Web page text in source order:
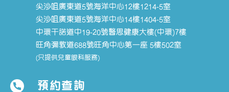
尖沙咀廣東道5號海洋中心12樓1214-5室
尖沙咀廣東道5號海洋中心14樓1404-5室
中環干諾道中19-20號醫思健康大樓(中環)7樓
旺角彌敦道688號旺角中心第一座 5樓502室
(只提供兒童眼科服務)
預約查詢